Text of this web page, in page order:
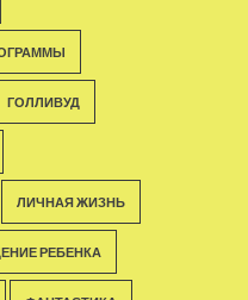
ГОЛЛИВУД
ЛИЧНАЯ ЖИЗНЬ
РЕБЕНКА